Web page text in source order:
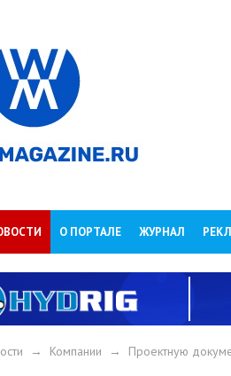
О ПОРТАЛЕ ЖУРНАЛ
→ Компании → Проектную